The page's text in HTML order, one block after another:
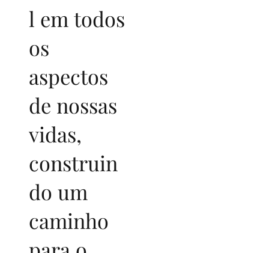
l em todos
os
aspectos
de nossas
vidas,
construin
do um
caminho